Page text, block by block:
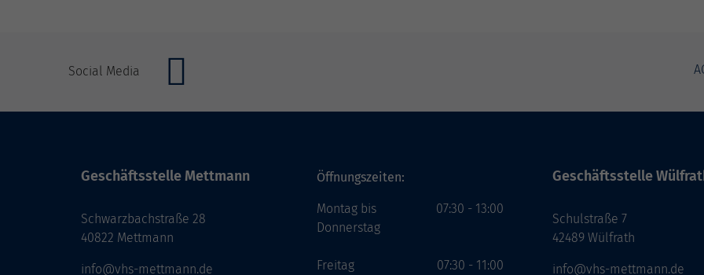
Social Media
Geschäftsstelle Mettmann
Schwarzbachstraße 28
40822 Mettmann
info@vhs-mettmann.de
Öffnungszeiten:
Montag bis
Donnerstag
Freitag
07:30 - 13:00
07:30 - 11:00
Geschäftsstelle
Schulstraße 7
42489 Wülfrath
info@vhs-mettmann.de